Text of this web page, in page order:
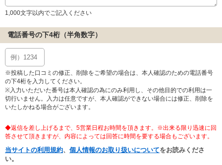
1,000文字以内でご記入ください
電話番号の下4桁（半角数字）
※投稿した口コミの修正、削除をご希望の場合は、本人確認のための電話番号
の下4桁を入力してください。
※入力いただいた番号は本人確認の為にのみ利用し、その他目的での利用は一
切行いません。入力は任意ですが、本人確認ができない場合には修正、削除を
いたしかねる場合がございます。
◆返信を差し上げるまで、5営業日程お時間を頂きます。※出来る限り迅速に回
答させて頂きますが、内容によっては回答に時間を要する場合もございます。
当サイトの利用規約、 個人情報のお取り扱いについてをお読みくださ
い。